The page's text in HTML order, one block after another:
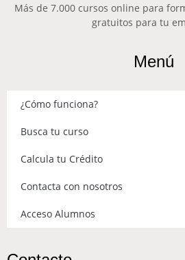
Más de 7.000 cursos online para
gratuitos para tu
Menú
¿Cómo funciona?
Busca tu curso
Calcula tu Crédito
Contacta con nosotros
Acceso Alumnos